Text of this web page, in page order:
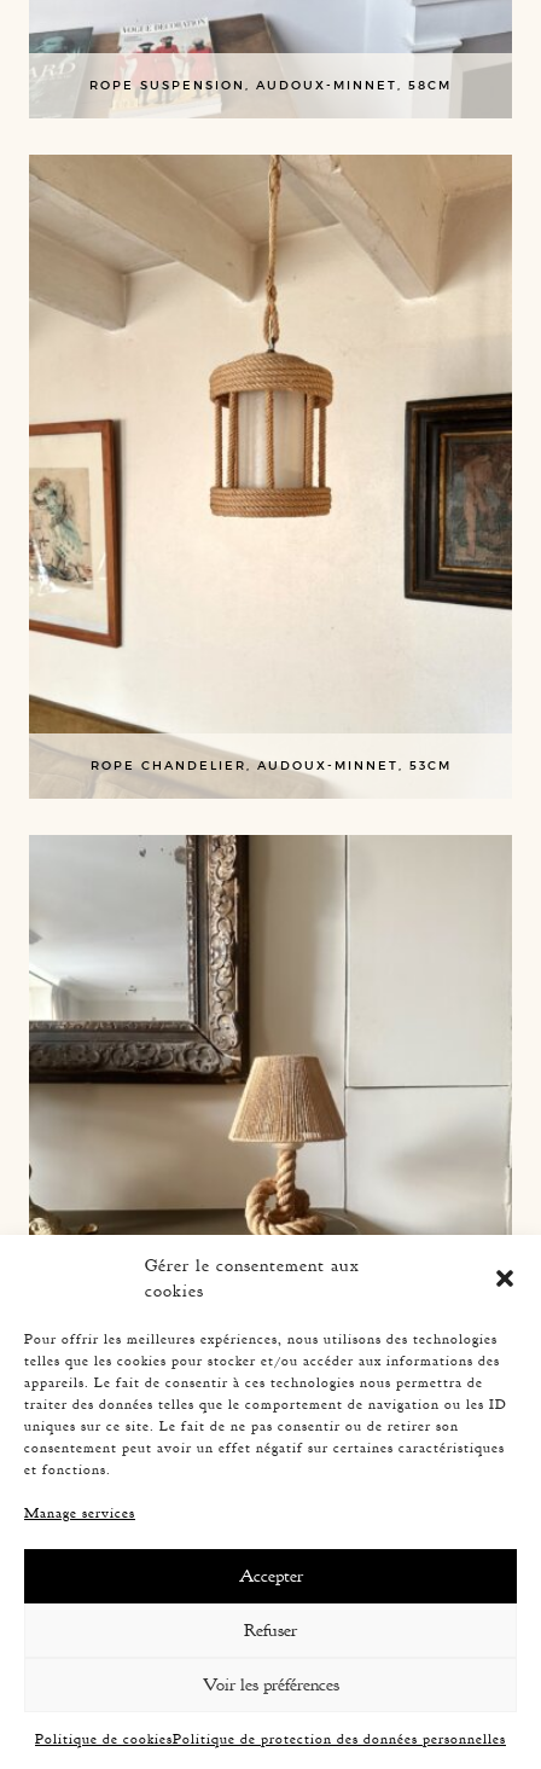
Gérer le consentement aux
cookies
Pour offrir les meilleures expériences, nous utilisons des technologies
telles que les cookies pour stocker et/ou accéder aux informations des
appareils. Le fait de consentir à ces technologies nous permettra de
traiter des données telles que le comportement de navigation ou les ID
uniques sur ce site. Le fait de ne pas consentir ou de retirer son
consentement peut avoir un effet négatif sur certaines caractéristiques
et fonctions.
Manage services
Accepter
Refuser
Voir les préférences
Politique de cookiesPolitique de protection des données personnelles
ROPE SUSPENSION, AUDOUX-MINNET, 58CM
ROPE CHANDELIER, AUDOUX-MINNET, 53CM
ROPE TABLE LAMP, AUDOUX-MINNET, 31CM